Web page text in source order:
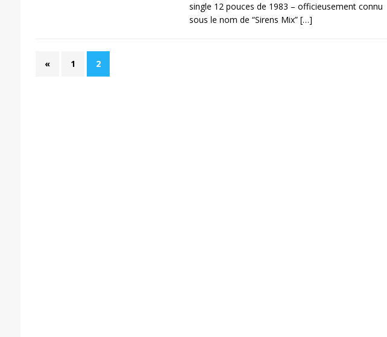
single 12 pouces de 1983 – officieusement connu
sous le nom de “Sirens Mix” […]
« 1 2